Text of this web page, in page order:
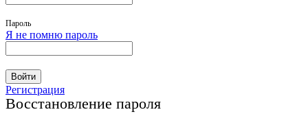
Пароль
Я не помню пароль
Войти
Регистрация
Восстановление пароля